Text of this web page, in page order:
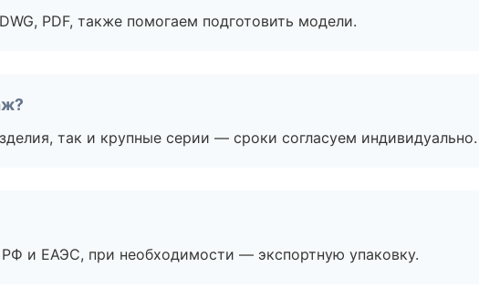
PDF, также помогаем подготовить модели.
так и крупные серии — сроки согласуем индивидуально.
и ЕАЭС, при необходимости — экспортную упаковку.